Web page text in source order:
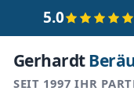
5.0
Gerhardt
SEIT 1997 IHR